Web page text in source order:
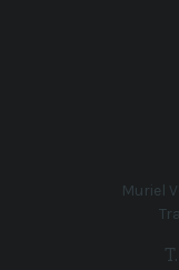
Muriel